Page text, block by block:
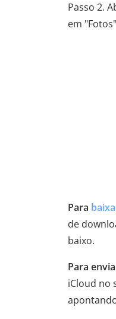
Passo 2.
em
Para
de
baixo.
Para
iCloud no